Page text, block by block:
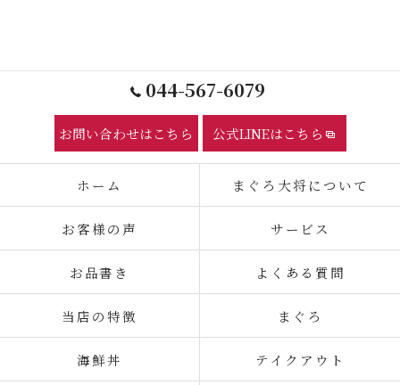
044-567-6079
お問い合わせはこちら 公式LINEはこちら
ホーム まぐろ大将について
お客様の声 サービス
お品書き よくある質問
当店の特徴 まぐろ
海鮮丼 テイクアウト